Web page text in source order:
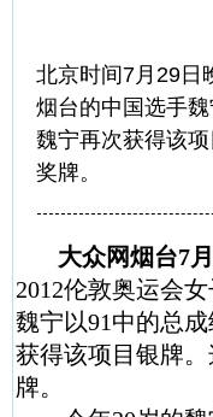
北京时间7月29日
烟台的中国选手
魏宁再次获得该
奖牌。
大众网烟台7
2012伦敦奥运会
魏宁以91中的总
获得该项目银牌
牌。